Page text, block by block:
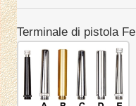
Terminale di pistola